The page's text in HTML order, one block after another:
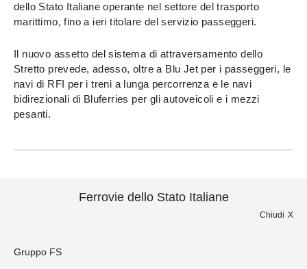
dello Stato Italiane operante nel settore del trasporto
marittimo, fino a ieri titolare del servizio passeggeri.
Il nuovo assetto del sistema di attraversamento dello
Stretto prevede, adesso, oltre a Blu Jet per i passeggeri, le
navi di RFI per i treni a lunga percorrenza e le navi
bidirezionali di Bluferries per gli autoveicoli e i mezzi
pesanti.
Ferrovie dello Stato Italiane
Chiudi
Gruppo FS